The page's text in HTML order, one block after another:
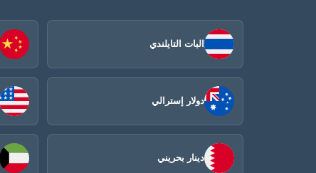
البات التايلندي
دولار إسترالي
دينار بحريني